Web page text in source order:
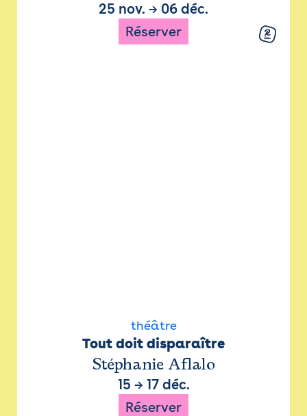
25 nov. → 06 déc.
Réserver
théâtre
Tout doit disparaître
Stéphanie Aflalo
15 → 17 déc.
Réserver